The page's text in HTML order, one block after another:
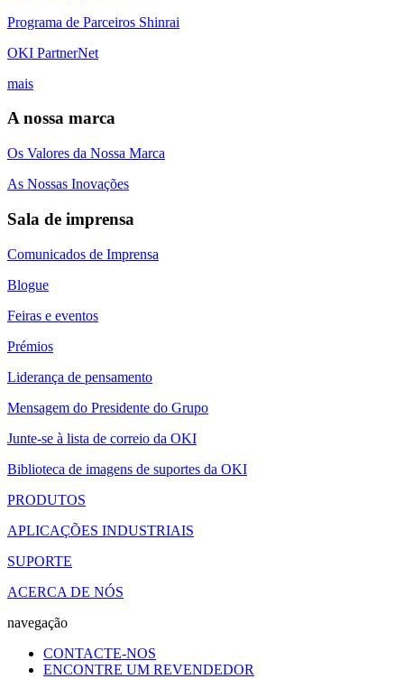
Programa de Parceiros Shinrai
OKI PartnerNet
mais
A nossa marca
Os Valores da Nossa Marca
As Nossas Inovações
Sala de imprensa
Comunicados de Imprensa
Blogue
Feiras e eventos
Prémios
Liderança de pensamento
Mensagem do Presidente do Grupo
Junte-se à lista de correio da OKI
Biblioteca de imagens de suportes da OKI
PRODUTOS
APLICAÇÕES INDUSTRIAIS
SUPORTE
ACERCA DE NÓS
navegação
CONTACTE-NOS
ENCONTRE UM REVENDEDOR